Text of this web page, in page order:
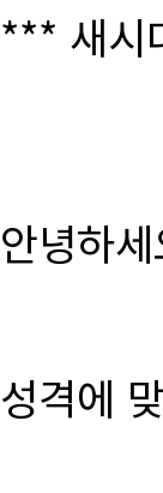
*** 새시
안녕하
성격에